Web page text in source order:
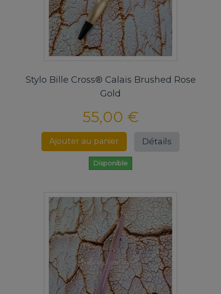
Stylo Bille Cross® Calais Brushed Rose
Gold
55,00 €
Ajouter au panier Détails
Disponible